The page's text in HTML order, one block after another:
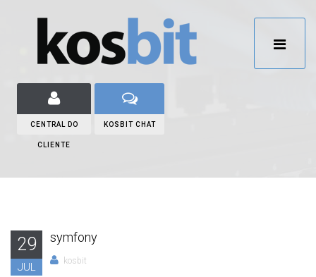
CENTRAL DO
CLIENTE
KOSBIT CHAT
29
JUL
symfony
kosbit